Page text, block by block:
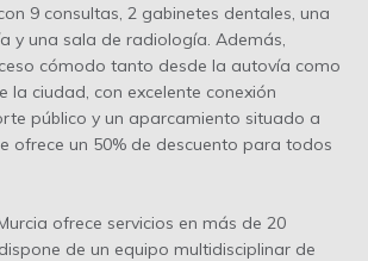
9 consultas, 2 gabinetes dentales, una
y una sala de radiología. Además,
cómodo tanto desde la autovía como
la ciudad, con excelente conexión
público y un aparcamiento situado a
ofrece un 50% de descuento para todos
ofrece servicios en más de 20
de un equipo multidisciplinar de